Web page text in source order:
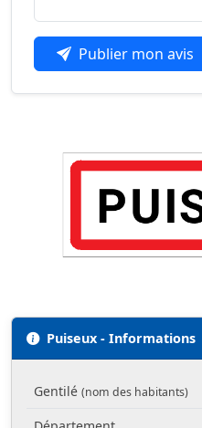
Publier mon avis
Puiseux - Informations
Gentilé (nom des habitants)